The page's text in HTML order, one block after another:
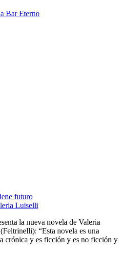
Bar Eterno
futuro
Luiselli
la nueva novela de Valeria
(Feltrinelli): “Esta novela es una
crónica y es ficción y es no ficción y